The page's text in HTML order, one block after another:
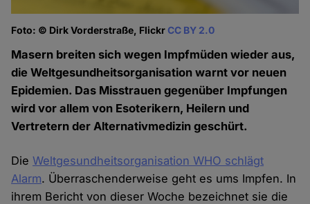
Foto: © Dirk Vorderstraße, FlickrCC BY 2.0
Masern breiten sich wegen Impfmüden wieder aus,
die Weltgesundheitsorganisation warnt vor neuen
Epidemien. Das Misstrauen gegenüber Impfungen
wird vor allem von Esoterikern, Heilern und
Vertretern der Alternativmedizin geschürt.
DieWeltgesundheitsorganisation WHO schlägt
Alarm. Überraschenderweise geht es ums Impfen. In
ihrem Bericht von dieser Woche bezeichnet sie die